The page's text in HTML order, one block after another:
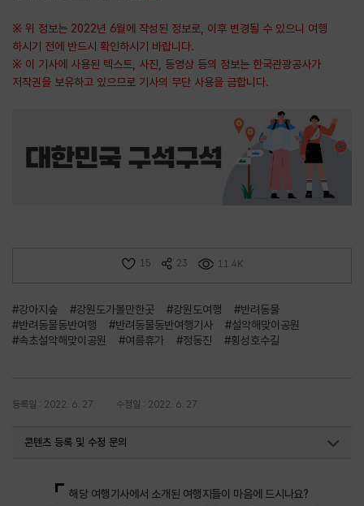
※ 위 정보는 2022년 6월에 작성된 정보로, 이후 변경될 수 있으니 여행
하시기 전에 반드시 확인하시기 바랍니다.
※ 이 기사에 사용된 텍스트, 사진, 동영상 등의 정보는 한국관광공사가
저작권을 보유하고 있으므로 기사의 무단 사용을 금합니다.
15 23 11.4K
#강아지숲 #강원도가볼만한곳 #강원도여행
#반려동물
#반려동물동반여행
#반려동물동반여행기사
#설악해맞이공원
#속초설악해맞이공원
#여름휴가 #정동진 #횡성호수길
등록일 : 2022. 6. 27. 수정일 : 2022. 6. 27.
콘텐츠 등록 및 수정 문의
해당 여행기사에서 소개된 여행지들이 마음에 드시나요?